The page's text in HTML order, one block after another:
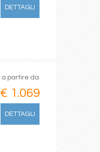
DETTAGLI
a partire da
€ 1.069
DETTAGLI